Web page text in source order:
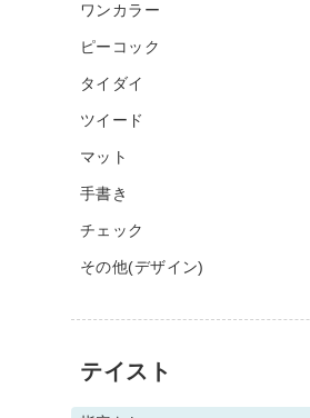
ワンカラー
ピーコック
タイダイ
ツイード
マット
手書き
チェック
その他(デザイン)
テイスト